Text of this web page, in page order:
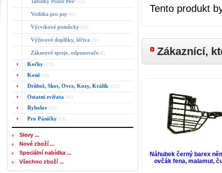
(33)
Vodítka pro psy (62)
Výcvikové pomůcky (18)
Výživové doplňky, léčiva (41)
Zákazové spreje, odpuzovače (6)
Kočky (139)
Koně (50)
Drůbež, Skot, Ovce, Kozy, Králík (151)
Ostatní zvířata (94)
Rybolov (54)
Pro Páníčky (13)
Slevy ...
Nové zboží ...
Speciální nabídka ...
Všechno zboží ...
Tento produkt
Zákaznící,
Náhubek černý barex
ovčák fena, malamut,